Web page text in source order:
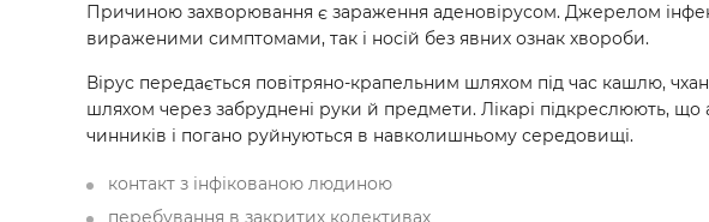
Причиною захворювання є зараження аденовірусом. Джерелом
вираженими симптомами, так і носій без явних ознак хвороби.
Вірус передається повітряно-крапельним шляхом під час кашлю,
шляхом через забруднені руки й предмети. Лікарі підкреслюють, що
чинників і погано руйнуються в навколишньому середовищі.
контакт з інфікованою людиною
перебування в закритих колективах